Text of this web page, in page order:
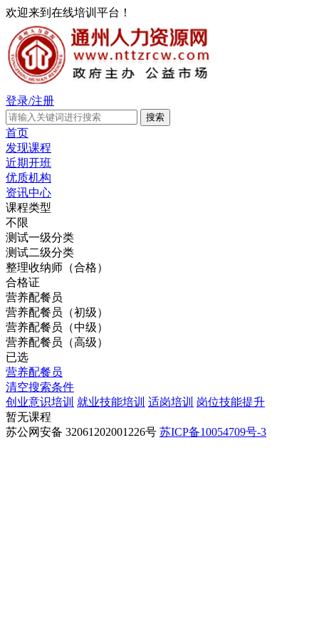
欢迎来到在线培训平台！
登录/注册
首页
发现课程
近期开班
优质机构
资讯中心
课程类型
不限
测试一级分类
测试二级分类
整理收纳师（合格）
合格证
营养配餐员
营养配餐员（初级）
营养配餐员（中级）
营养配餐员（高级）
已选
营养配餐员
清空搜索条件
创业意识培训 就业技能培训 适岗培训 岗位技能提升
暂无课程
苏公网安备 32061202001226号 苏ICP备10054709号-3